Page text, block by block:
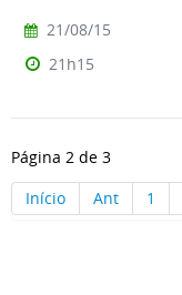
21/08/15
21h15
Página 2 de 3
Início
Ant 1